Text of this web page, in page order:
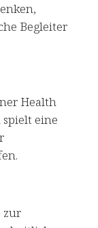
Begleiter
Health
eine
zur